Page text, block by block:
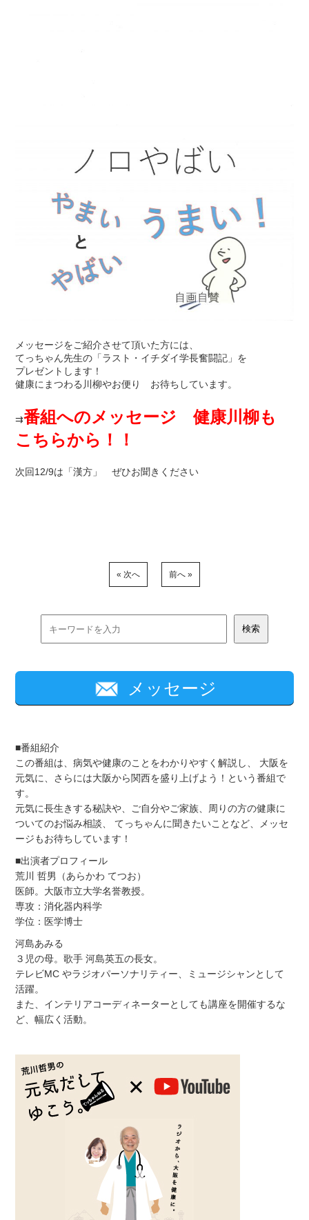
メッセージをご紹介させて頂いた方には、
てっちゃん先生の「ラスト・イチダイ学長奮闘記」を
プレゼントします！
健康にまつわる川柳やお便り お待ちしています。
⇉番組へのメッセージ 健康川柳も
こちらから！！
次回12/9は「漢方」 ぜひお聞きください
« 次へ 前へ »
メッセージ
■番組紹介
この番組は、病気や健康のことをわかりやすく解説し、 大阪を
元気に、さらには大阪から関西を盛り上げよう！という番組で
す。
元気に長生きする秘訣や、ご自分やご家族、周りの方の健康に
ついてのお悩み相談、 てっちゃんに聞きたいことなど、メッセ
ージもお待ちしています！
■出演者プロフィール
荒川 哲男（あらかわ てつお）
医師。大阪市立大学名誉教授。
専攻：消化器内科学
学位：医学博士
河島あみる
３児の母。歌手 河島英五の長女。
テレビMC やラジオパーソナリティー、ミュージシャンとして
活躍。
また、インテリアコーディネーターとしても講座を開催するな
ど、幅広く活動。